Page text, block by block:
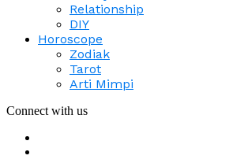
Relationship
DIY
Horoscope
Zodiak
Tarot
Arti Mimpi
Connect with us